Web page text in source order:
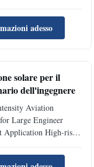
while use Power
AC(110-240VAC),
normally when input
adesso
solare per il
dell'ingegnere
Aviation
Large Engineer
Application High-rise
& TV),High